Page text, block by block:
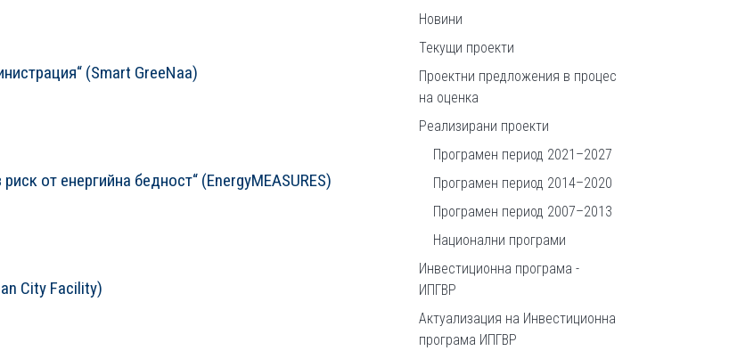
(Smart GreeNaa)
от енергийна бедност“ (EnergyMEASURES)
City Facility)
Новини
Текущи проекти
Проектни предложения в процес
на оценка
Реализирани проекти
Програмен период 2021–2027
Програмен период 2014–2020
Програмен период 2007–2013
Национални програми
Инвестиционна програма -
ИПГВР
Актуализация на Инвестиционна
програма ИПГВР